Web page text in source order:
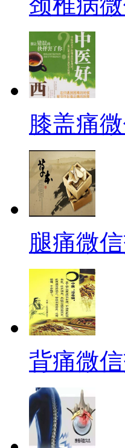
颈椎病
膝盖痛
腿痛微
背痛微